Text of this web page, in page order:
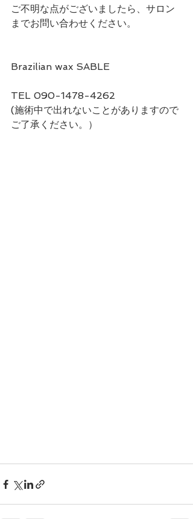
ご不明な点がございましたら、サロン
までお問い合わせください。
Brazilian wax SABLE
TEL 090-1478-4262
(施術中で出れないことがありますので
ご了承ください。）